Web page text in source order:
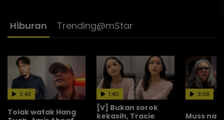
Hiburan Trending@mStar
Tolak watak Hang
2:43
[V] Bukan sorok
kekasih, Tracie
1:40
Muss
3:08